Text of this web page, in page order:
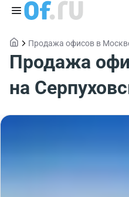
Продажа офисов в
Продажа
на